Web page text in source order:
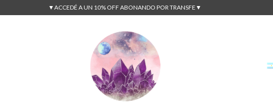
▼ACCEDÉ A UN 10% OFF ABONANDO POR TRANSFE▼